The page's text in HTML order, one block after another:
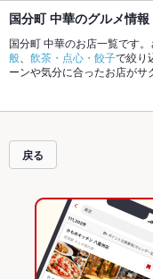
国分町 中華のグルメ情報
国分町 中華のお店一覧です
般
飲茶・点心・餃子で絞り
ーンや気分に合ったお店が
季節のおすすめ料理など、
使える簡単便利なネット予
グルメをご利用ください。
戻る